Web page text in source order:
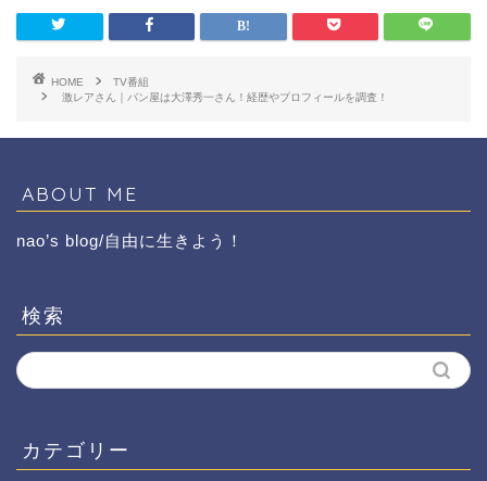
HOME
TV番組
激レアさん｜パン屋は大澤秀一さん！経歴やプロフィールを調査！
ABOUT ME
nao’s blog/自由に生きよう！
検索
カテゴリー